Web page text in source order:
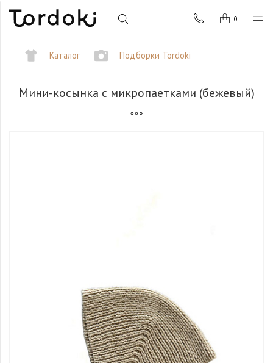
0
Каталог Подборки Tordoki
Мини-косынка с микропаетками (бежевый)